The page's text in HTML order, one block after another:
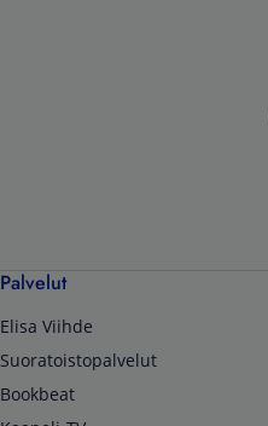
Palvelut
Elisa Viihde
Suoratoistopalvelut
Bookbeat